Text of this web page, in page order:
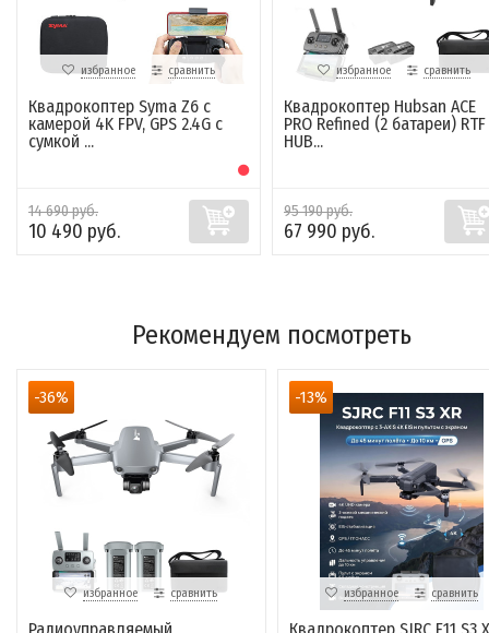
избранное сравнить
Квадрокоптер Syma Z6 с
камерой 4K FPV, GPS 2.4G с
сумкой ...
14 690 руб.
10 490 руб.
избранное сравнить
Квадрокоптер Hubsan ACE
PRO Refined (2 батареи)
HUB...
95 190 руб.
67 990 руб.
Рекомендуем посмотреть
-36%
избранное сравнить
-13%
избранное сравнить